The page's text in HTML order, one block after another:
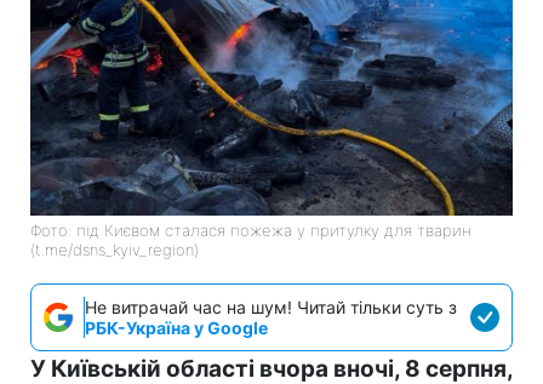
Фото: під Києвом сталася пожежа у притулку для тварин
(t.me/dsns_kyiv_region)
Не витрачай час на шум! Читай тільки суть з
РБК-Україна у Google
У Київській області вчора вночі, 8 серпня,